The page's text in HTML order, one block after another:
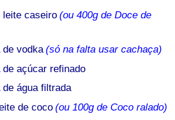
caseiro (ou 400g de Doce de
de vodka (só na falta usar cachaça)
de açúcar refinado
de água filtrada
de coco (ou 100g de Coco ralado)